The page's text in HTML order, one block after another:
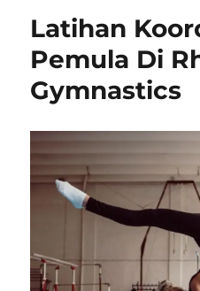
Latihan
Pemula Di
Gymnastics